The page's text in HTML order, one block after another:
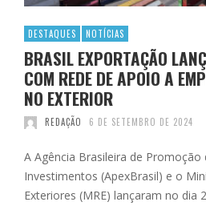
DESTAQUES NOTÍCIAS
BRASIL EXPORTAÇÃO
COM REDE DE APOIO A
NO EXTERIOR
REDAÇÃO 6 DE SETEMBRO DE 2024
A Agência Brasileira de Promoção
Investimentos (ApexBrasil) e o
Exteriores (MRE) lançaram no dia